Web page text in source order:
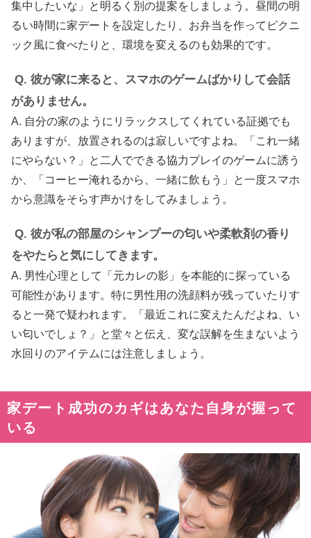
集中したいな」と明るく別の提案をしましょう。昼間の明
るい時間に家デートを設定したり、お弁当を作ってピクニ
ック風に食べたりと、環境を変えるのも効果的です。
Q. 彼が家に来ると、スマホのゲームばかりして会話
がありません。
A. 自分の家のようにリラックスしてくれている証拠でも
ありますが、放置されるのは寂しいですよね。「これ一緒
にやらない？」と二人でできる協力プレイのゲームに誘う
か、「コーヒー淹れるから、一緒に飲もう」と一度スマホ
から意識をそらす声かけをしてみましょう。
Q. 彼が私の部屋のシャンプーの匂いや柔軟剤の香り
をやたらと気にしてきます。
A. 男性心理として「元カレの影」を本能的に探っている
可能性があります。特に男性用の洗顔料が残っていたりす
ると一発で疑われます。「最近これに変えたんだよね、い
い匂いでしょ？」と堂々と伝え、変な誤解を生まないよう
水回りのアイテムには注意しましょう。
家デート成功のカギはあなた自身が握って
いる